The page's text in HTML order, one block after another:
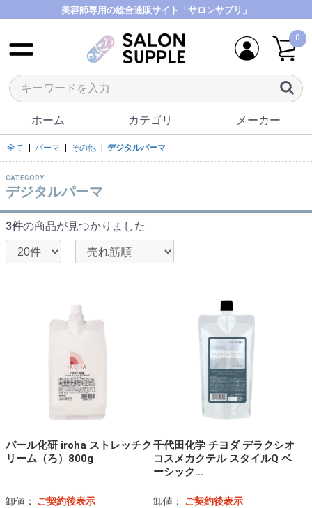
美容師専用の総合通販サイト「サロンサプリ」
0
ホーム カテゴリ メーカー
全て パーマ その他 デジタルパーマ
CATEGORY
デジタルパーマ
3件の商品が見つかりました
パール化研 iroha ストレッチク
リーム（ろ）800g
卸値： ご契約後表示
千代田化学 チヨダ デラクシオ
コスメカクテル スタイルQ ベ
ーシック…
卸値： ご契約後表示